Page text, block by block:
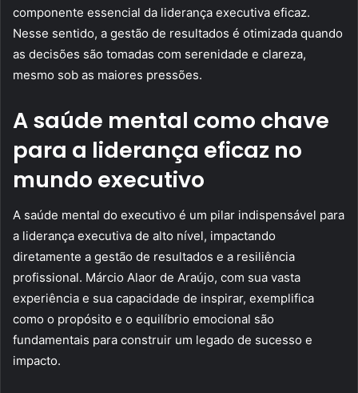
componente essencial da liderança executiva eficaz.
Nesse sentido, a gestão de resultados é otimizada quando
as decisões são tomadas com serenidade e clareza,
mesmo sob as maiores pressões.
A saúde mental como chave
para a liderança eficaz no
mundo executivo
A saúde mental do executivo é um pilar indispensável para
a liderança executiva de alto nível, impactando
diretamente a gestão de resultados e a resiliência
profissional. Márcio Alaor de Araújo, com sua vasta
experiência e sua capacidade de inspirar, exemplifica
como o propósito e o equilíbrio emocional são
fundamentais para construir um legado de sucesso e
impacto.